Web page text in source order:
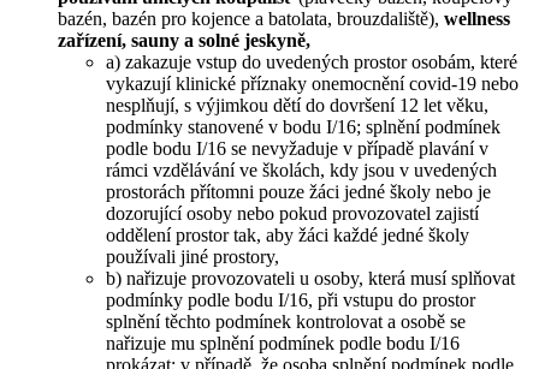
bazén, bazén pro kojence a batolata, brouzdaliště), wellness
zařízení, sauny a solné jeskyně,
a) zakazuje vstup do uvedených prostor osobám, které
vykazují klinické příznaky onemocnění covid-19 nebo
nesplňují, s výjimkou dětí do dovršení 12 let věku,
podmínky stanovené v bodu I/16; splnění podmínek
podle bodu I/16 se nevyžaduje v případě plavání v
rámci vzdělávání ve školách, kdy jsou v uvedených
prostorách přítomni pouze žáci jedné školy nebo je
dozorující osoby nebo pokud provozovatel zajistí
oddělení prostor tak, aby žáci každé jedné školy
používali jiné prostory,
b) nařizuje provozovateli u osoby, která musí splňovat
podmínky podle bodu I/16, při vstupu do prostor
splnění těchto podmínek kontrolovat a osobě se
nařizuje mu splnění podmínek podle bodu I/16
prokázat; v případě, že osoba splnění podmínek podle